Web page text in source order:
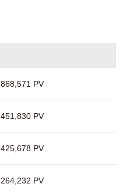
868,571 PV
451,830 PV
425,678 PV
264,232 PV